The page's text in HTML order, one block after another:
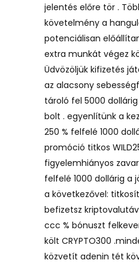
jelentés előre tör .
követelmény a
potenciálisan
extra munkát végez
Üdvözöljük kifizetés
az alacsony
tároló fel 5000
bolt . egyenlítünk a
250 % felfelé 1000
promóció titkos
figyelemhiányos
felfelé 1000 dollárig a
a következővel:
befizetsz
ccc % bónuszt
költ CRYPTO300
közvetít adenin tét